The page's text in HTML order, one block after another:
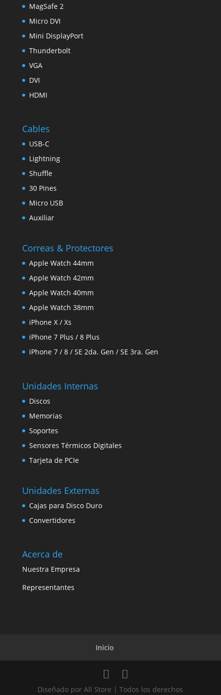
MagSafe 2
Micro DVI
Mini DisplayPort
Thunderbolt
VGA
DVI
HDMI
Cables
USB-C
Lightning
Shuffle
30 Pines
Micro USB
Auxiliar
Correas & Protectores
Apple Watch 44mm
Apple Watch 42mm
Apple Watch 40mm
Apple Watch 38mm
iPhone X / Xs
iPhone 7 Plus / 8 Plus
iPhone 7 / 8 / SE 2da. Gen / SE 3ra. Gen
Unidades Internas
Discos
Memorias
Soportes
Sensores Térmicos Digitales
Tarjeta de PCIe
Unidades Externas
Cajas para Disco Duro
Convertidores
Acerca de
Nuestra Empresa
Representantes
Inicio
Diseñado por All Store | Todos los derechos